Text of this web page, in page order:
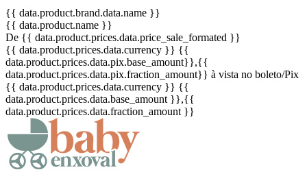
{{ data.product.brand.data.name }}
{{ data.product.name }}
De {{ data.product.prices.data.price_sale_formated }}
{{ data.product.prices.data.currency }} {{
data.product.prices.data.pix.base_amount}},{{
data.product.prices.data.pix.fraction_amount}} à vista no boleto/Pix
{{ data.product.prices.data.currency }} {{
data.product.prices.data.base_amount }},{{
data.product.prices.data.fraction_amount }}